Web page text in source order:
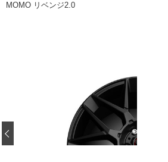
MOMO リベンジ2.0